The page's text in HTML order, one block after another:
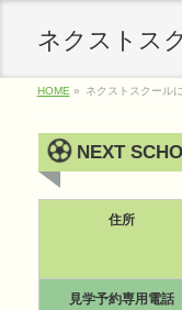
ネクストス
HOME » ネクストスクール
NEXT
住所
見学予約専用電話